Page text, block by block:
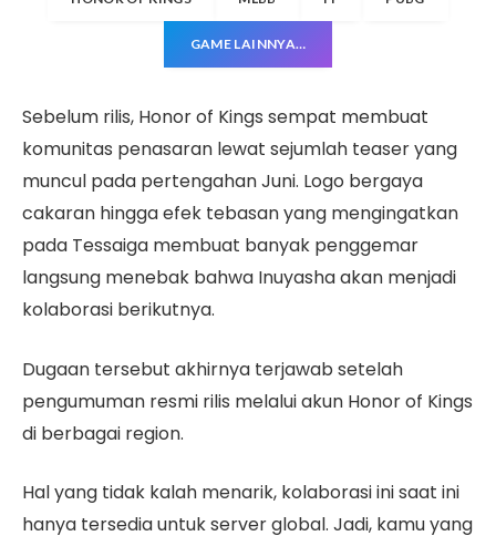
GAME LAINNYA…
Sebelum rilis, Honor of Kings sempat membuat
komunitas penasaran lewat sejumlah teaser yang
muncul pada pertengahan Juni. Logo bergaya
cakaran hingga efek tebasan yang mengingatkan
pada Tessaiga membuat banyak penggemar
langsung menebak bahwa Inuyasha akan menjadi
kolaborasi berikutnya.
Dugaan tersebut akhirnya terjawab setelah
pengumuman resmi rilis melalui akun Honor of Kings
di berbagai region.
Hal yang tidak kalah menarik, kolaborasi ini saat ini
hanya tersedia untuk server global. Jadi, kamu yang